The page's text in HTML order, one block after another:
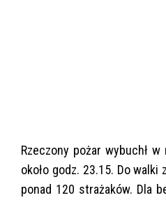
Rzeczony pożar wybuchł
około godz. 23.15. Do walki
ponad 120 strażaków. Dla